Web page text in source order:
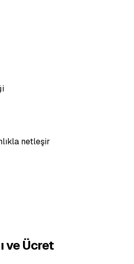
netleşir
ve Ücret